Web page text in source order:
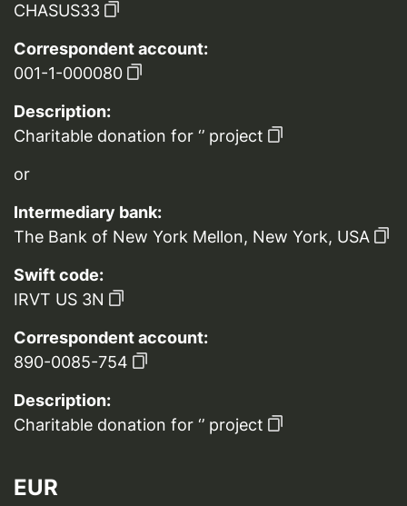
CHASUS33
Correspondent account:
001-1-000080
Description:
Charitable donation for ‘’ project
or
Intermediary bank:
The Bank of New York Mellon, New York, USA
Swift code:
IRVT US 3N
Correspondent account:
890-0085-754
Description:
Charitable donation for ‘’ project
EUR